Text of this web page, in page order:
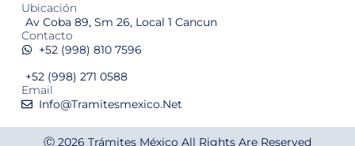
Ubicación
Av Coba 89, Sm 26, Local 1 Cancun
Contacto
+52 (998) 810 7596
+52 (998) 271 0588
Email
Info@tramitesmexico.net
Ⓒ 2026 Trámites México All Rights Are Reserved